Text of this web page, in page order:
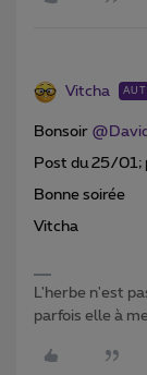
Vitcha
Bonsoir
Post du 25/01;
Bonne soirée
Vitcha
L'herbe n'est
parfois elle à